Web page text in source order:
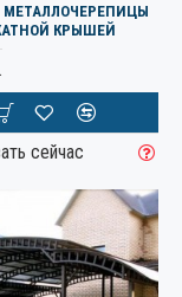
МЕТАЛЛОЧЕРЕПИЦЫ
КРЫШЕЙ
сейчас